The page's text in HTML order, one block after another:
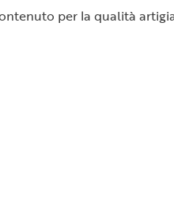
per la qualità